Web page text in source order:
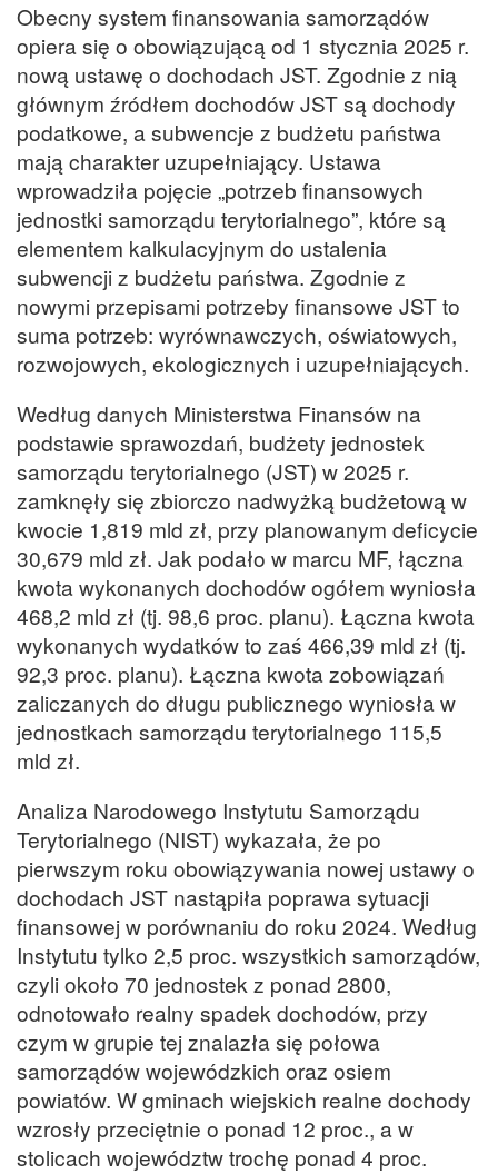
Obecny system finansowania samorządów
opiera się o obowiązującą od 1 stycznia 2025 r.
nową ustawę o dochodach JST. Zgodnie z nią
głównym źródłem dochodów JST są dochody
podatkowe, a subwencje z budżetu państwa
mają charakter uzupełniający. Ustawa
wprowadziła pojęcie „potrzeb finansowych
jednostki samorządu terytorialnego”, które są
elementem kalkulacyjnym do ustalenia
subwencji z budżetu państwa. Zgodnie z
nowymi przepisami potrzeby finansowe JST to
suma potrzeb: wyrównawczych, oświatowych,
rozwojowych, ekologicznych i uzupełniających.
Według danych Ministerstwa Finansów na
podstawie sprawozdań, budżety jednostek
samorządu terytorialnego (JST) w 2025 r.
zamknęły się zbiorczo nadwyżką budżetową w
kwocie 1,819 mld zł, przy planowanym deficycie
30,679 mld zł. Jak podało w marcu MF, łączna
kwota wykonanych dochodów ogółem wyniosła
468,2 mld zł (tj. 98,6 proc. planu). Łączna kwota
wykonanych wydatków to zaś 466,39 mld zł (tj.
92,3 proc. planu). Łączna kwota zobowiązań
zaliczanych do długu publicznego wyniosła w
jednostkach samorządu terytorialnego 115,5
mld zł.
Analiza Narodowego Instytutu Samorządu
Terytorialnego (NIST) wykazała, że po
pierwszym roku obowiązywania nowej ustawy o
dochodach JST nastąpiła poprawa sytuacji
finansowej w porównaniu do roku 2024. Według
Instytutu tylko 2,5 proc. wszystkich samorządów,
czyli około 70 jednostek z ponad 2800,
odnotowało realny spadek dochodów, przy
czym w grupie tej znalazła się połowa
samorządów wojewódzkich oraz osiem
powiatów. W gminach wiejskich realne dochody
wzrosły przeciętnie o ponad 12 proc., a w
stolicach województw trochę ponad 4 proc.